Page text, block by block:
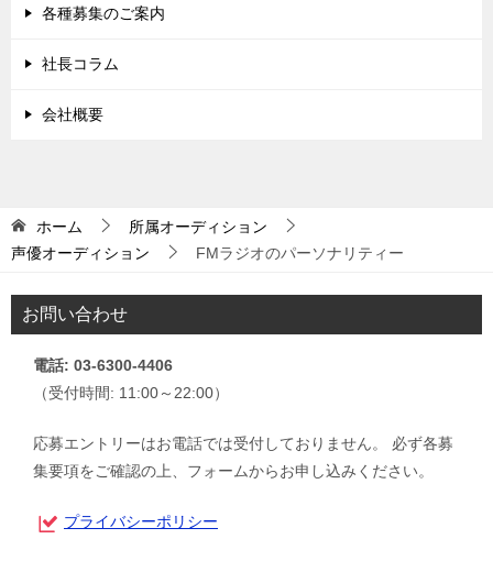
各種募集のご案内
社長コラム
会社概要
ホーム
所属オーディション
声優オーディション
FMラジオのパーソナリティー
お問い合わせ
電話: 03-6300-4406
（受付時間: 11:00～22:00）
応募エントリーはお電話では受付しておりません。 必ず各募
集要項をご確認の上、フォームからお申し込みください。
プライバシーポリシー